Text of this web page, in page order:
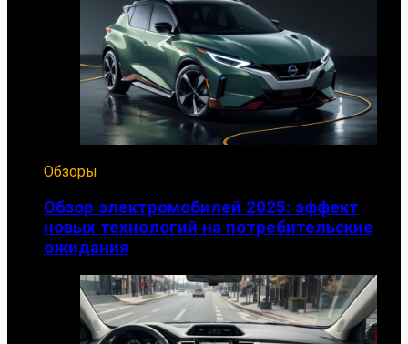
Обзоры
Обзор электромобилей 2025: эффект
новых технологий на потребительские
ожидания